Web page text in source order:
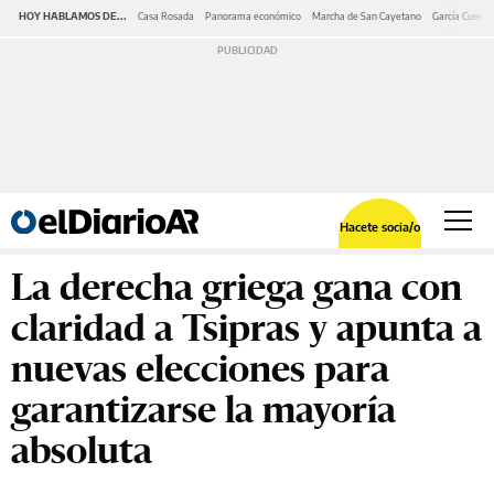
HOY HABLAMOS DE... Casa Rosada Panorama económico Marcha de San Cayetano García Cuerva
Hacete socia/o
La derecha griega gana con
claridad a Tsipras y apunta a
nuevas elecciones para
garantizarse la mayoría
absoluta